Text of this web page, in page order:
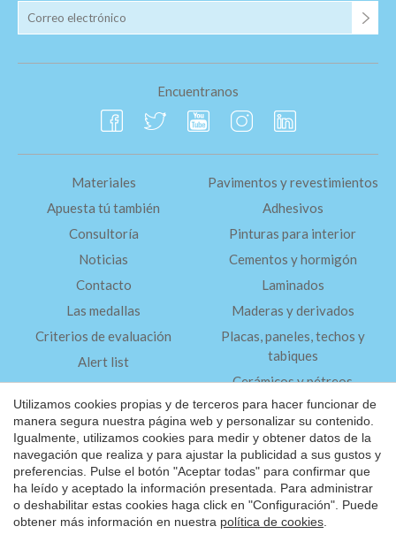
Encuentranos
Materiales
Apuesta tú también
Consultoría
Noticias
Contacto
Las medallas
Criterios de evaluación
Alert list
FAQ
Pavimentos y revestimientos
Adhesivos
Pinturas para interior
Cementos y hormigón
Laminados
Maderas y derivados
Placas, paneles, techos y
tabiques
Cerámicos y pétreos
Aislantes
Aviso Legal
Política de Privacidad
©2026 Friendly Materials
Utilizamos cookies propias y de terceros para hacer funcionar de
manera segura nuestra página web y personalizar su contenido.
Igualmente, utilizamos cookies para medir y obtener datos de la
navegación que realiza y para ajustar la publicidad a sus gustos y
preferencias. Pulse el botón "Aceptar todas" para confirmar que
ha leído y aceptado la información presentada. Para administrar
o deshabilitar estas cookies haga click en "Configuración". Puede
obtener más información en nuestra política de cookies.
Guardar configuración Aceptar todas